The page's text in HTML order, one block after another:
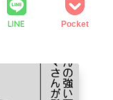
LINE Pocket